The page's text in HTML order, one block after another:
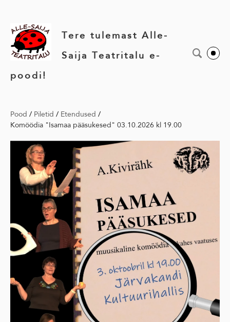
Tere tulemast Alle-
Saija Teatritalu e-
poodi!
Pood / Piletid / Etendused /
Komöödia "Isamaa pääsukesed" 03.10.2026 kl 19.00